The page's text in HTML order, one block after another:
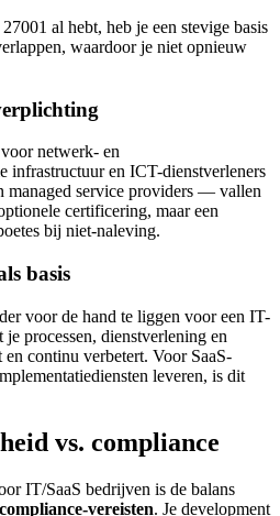
al hebt, heb je een stevige basis
waardoor je niet opnieuw
netwerk- en
en ICT-dienstverleners
service providers — vallen
certificering, maar een
bij niet-naleving.
basis
voor de hand te liggen voor een IT-
processen, dienstverlening en
continu verbetert. Voor SaaS-
leveren, is dit
vs. compliance
IT/SaaS bedrijven is de balans
vereisten. Je development